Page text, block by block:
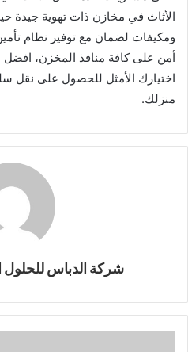
الأثاث في مخازن ذات تهوية جيدة
ومكيفات لضمان مع توفير نظام
أمن على كافة منافذ المخزن،
اختيارك الأمثل للحصول على نقل
منزلك.
شركة الدباس للحلول